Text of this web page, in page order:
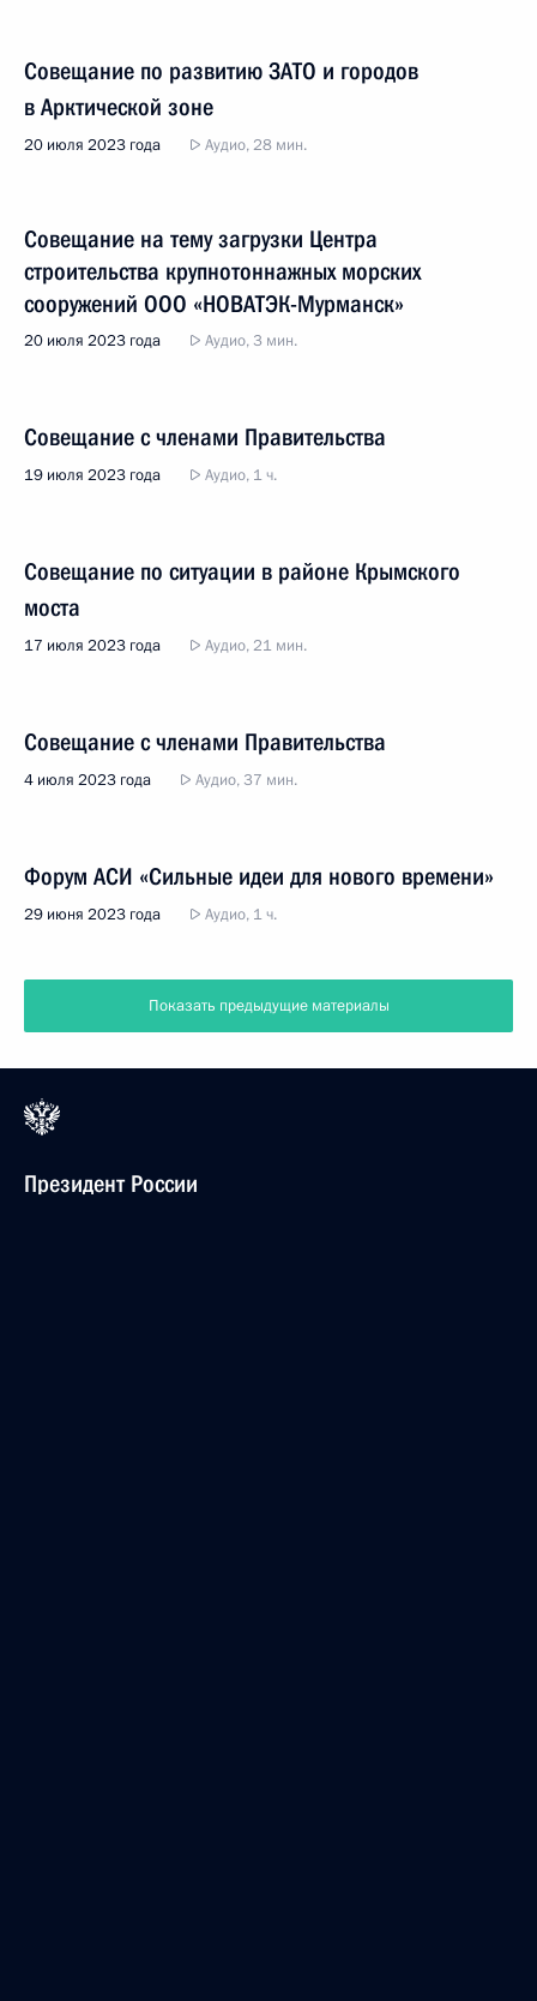
Совещание по развитию ЗАТО и городов
в Арктической зоне
20 июля 2023 года Аудио, 28 мин.
Совещание на тему загрузки Центра
строительства крупнотоннажных морских
сооружений ООО «НОВАТЭК-Мурманск»
20 июля 2023 года Аудио, 3 мин.
Совещание с членами Правительства
19 июля 2023 года Аудио, 1 ч.
Совещание по ситуации в районе Крымского
моста
17 июля 2023 года Аудио, 21 мин.
Совещание с членами Правительства
4 июля 2023 года Аудио, 37 мин.
Форум АСИ «Сильные идеи для нового времени»
29 июня 2023 года Аудио, 1 ч.
Показать предыдущие материалы
Президент России